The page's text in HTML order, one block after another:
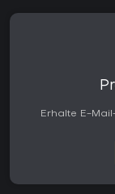
Erhalte E-